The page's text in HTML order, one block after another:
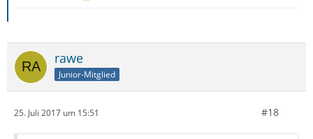
rawe
Junior-Mitglied
25. Juli 2017 um 15:51 #18